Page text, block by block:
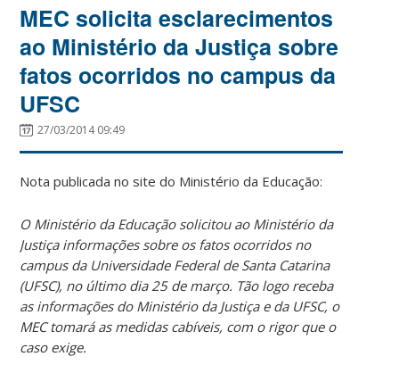
MEC solicita esclarecimentos
ao Ministério da Justiça sobre
fatos ocorridos no campus da
UFSC
27/03/2014 09:49
Nota publicada no site do Ministério da Educação:
O Ministério da Educação solicitou ao Ministério da
Justiça informações sobre os fatos ocorridos no
campus da Universidade Federal de Santa Catarina
(UFSC), no último dia 25 de março. Tão logo receba
as informações do Ministério da Justiça e da UFSC, o
MEC tomará as medidas cabíveis, com o rigor que o
caso exige.